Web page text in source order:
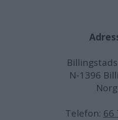
N-1396
Telefon: 66